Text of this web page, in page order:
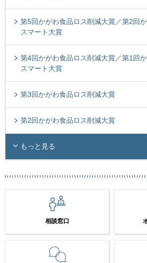
第5回かがわ食品ロス削減大賞／第2回
スマート大賞
第4回かがわ食品ロス削減大賞／第1回
スマート大賞
第3回かがわ食品ロス削減大賞
第2回かがわ食品ロス削減大賞
もっと見る
相談窓口